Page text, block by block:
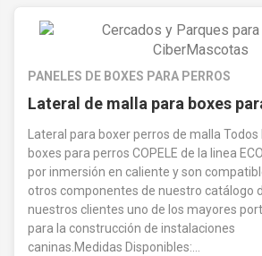
PANELES DE BOXES PARA PERROS
Lateral de malla para boxes
Lateral para boxer perros de malla
boxes para perros COPELE de la linea
por inmersión en caliente y son
otros componentes de nuestro catálogo
nuestros clientes uno de los mayores
para la construcción de instalaciones
caninas.Medidas Disponibles:...